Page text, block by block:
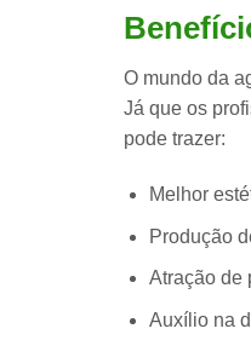
O mundo da
Já que os
pode trazer:
Melhor
Produção
Atração de
Auxílio na